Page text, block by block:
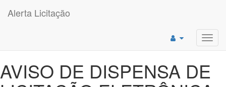
Alerta Licitação
AVISO DE DISPENSA DE